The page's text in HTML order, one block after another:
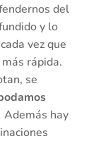
del
y lo
vez que
rápida.
se
Además hay